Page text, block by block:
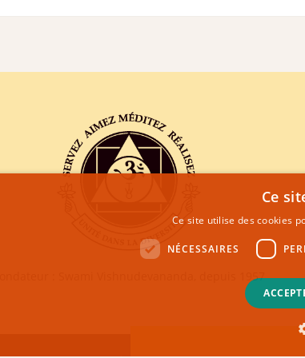
Fondateur : Swami Vishnudevananda, depuis 1957
Ce
Ce site utilise des cookies
NÉCESSAIRES